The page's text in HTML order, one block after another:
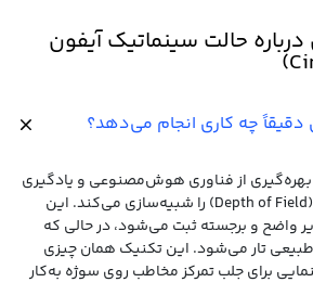
حالت سینماتیک آیفون
دقیقاً چه کاری انجام می‌دهد؟
بهره‌گیری از فناوری هوش‌مصنوعی و یادگیری
ماشینی، عمق میدان کم (Depth of Field) را شبیه‌سازی می‌کند. این
واضح و برجسته ثبت می‌شود، در حالی که
تار می‌شود. این تکنیک همان چیزی
برای جلب تمرکز مخاطب روی سوژه به‌کار